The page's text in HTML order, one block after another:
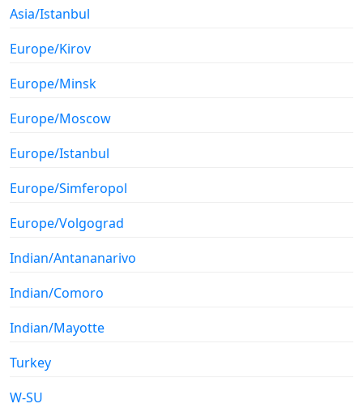
Asia/Istanbul
Europe/Kirov
Europe/Minsk
Europe/Moscow
Europe/Istanbul
Europe/Simferopol
Europe/Volgograd
Indian/Antananarivo
Indian/Comoro
Indian/Mayotte
Turkey
W-SU